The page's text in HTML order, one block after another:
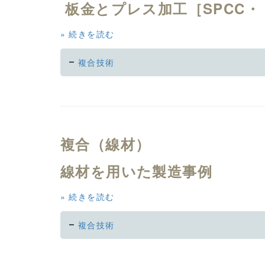
板金とプレス加工［SPCC・
続きを読む
複合技術
複合（線材）
線材を用いた製造事例
続きを読む
複合技術